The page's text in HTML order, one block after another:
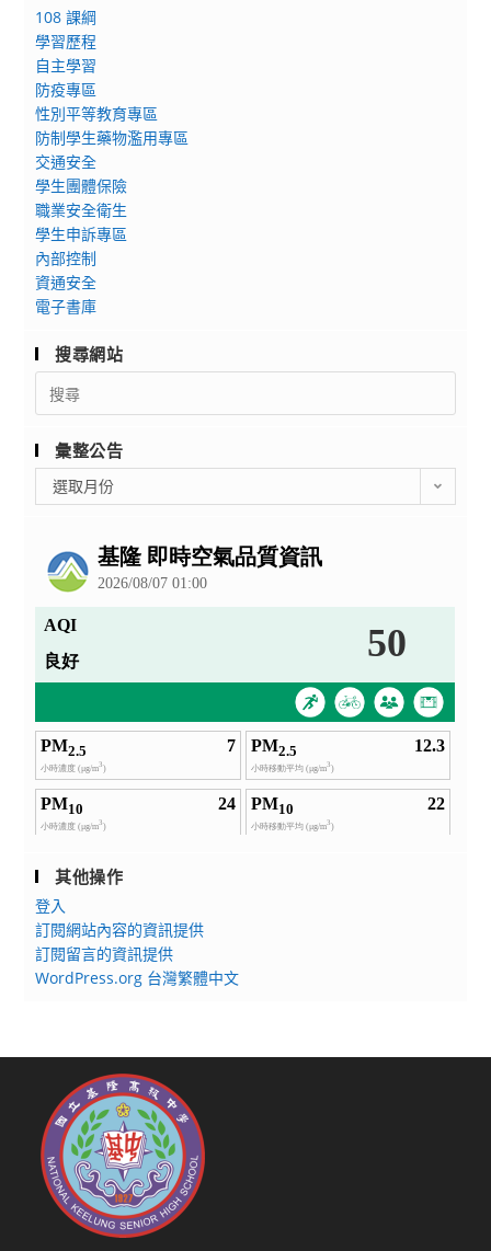
108 課綱
學習歷程
自主學習
防疫專區
性別平等教育專區
防制學生藥物濫用專區
交通安全
學生團體保險
職業安全衛生
學生申訴專區
內部控制
資通安全
電子書庫
搜尋網站
Search
for:
彙整公告
整
選取月份
其他操作
登入
訂閱網站內容的資訊提供
訂閱留言的資訊提供
WordPress.org 台灣繁體中文